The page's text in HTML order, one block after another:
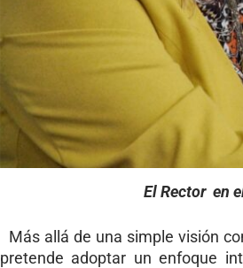
El Rector en
Más allá de una simple visión
pretende adoptar un enfoque